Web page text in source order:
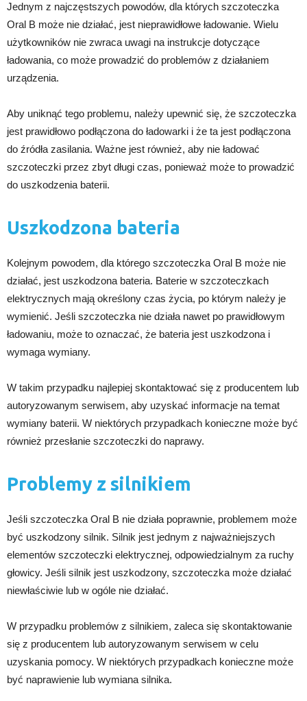
Jednym z najczęstszych powodów, dla których szczoteczka
Oral B może nie działać, jest nieprawidłowe ładowanie. Wielu
użytkowników nie zwraca uwagi na instrukcje dotyczące
ładowania, co może prowadzić do problemów z działaniem
urządzenia.
Aby uniknąć tego problemu, należy upewnić się, że szczoteczka
jest prawidłowo podłączona do ładowarki i że ta jest podłączona
do źródła zasilania. Ważne jest również, aby nie ładować
szczoteczki przez zbyt długi czas, ponieważ może to prowadzić
do uszkodzenia baterii.
Uszkodzona bateria
Kolejnym powodem, dla którego szczoteczka Oral B może nie
działać, jest uszkodzona bateria. Baterie w szczoteczkach
elektrycznych mają określony czas życia, po którym należy je
wymienić. Jeśli szczoteczka nie działa nawet po prawidłowym
ładowaniu, może to oznaczać, że bateria jest uszkodzona i
wymaga wymiany.
W takim przypadku najlepiej skontaktować się z producentem lub
autoryzowanym serwisem, aby uzyskać informacje na temat
wymiany baterii. W niektórych przypadkach konieczne może być
również przesłanie szczoteczki do naprawy.
Problemy z silnikiem
Jeśli szczoteczka Oral B nie działa poprawnie, problemem może
być uszkodzony silnik. Silnik jest jednym z najważniejszych
elementów szczoteczki elektrycznej, odpowiedzialnym za ruchy
głowicy. Jeśli silnik jest uszkodzony, szczoteczka może działać
niewłaściwie lub w ogóle nie działać.
W przypadku problemów z silnikiem, zaleca się skontaktowanie
się z producentem lub autoryzowanym serwisem w celu
uzyskania pomocy. W niektórych przypadkach konieczne może
być naprawienie lub wymiana silnika.